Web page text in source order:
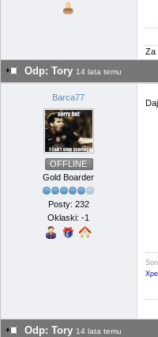
Za
Odp: Tory 14 lata temu
Barca77
OFFLINE
Gold Boarder
Posty: 232
Oklaski: -1
Odp: Tory 14 lata temu